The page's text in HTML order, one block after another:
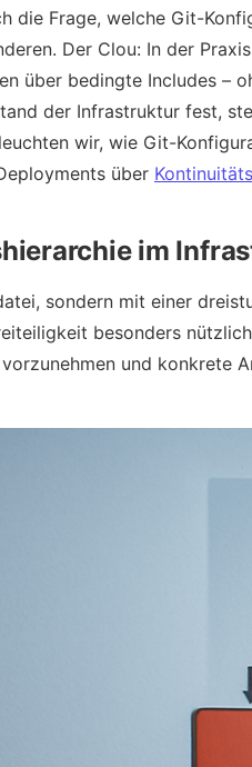
die Frage, welche Git-
Der Clou: In der
über bedingte Includes –
der Infrastruktur fest,
wir, wie Git-
über
im
sondern mit einer
besonders
und konkrete